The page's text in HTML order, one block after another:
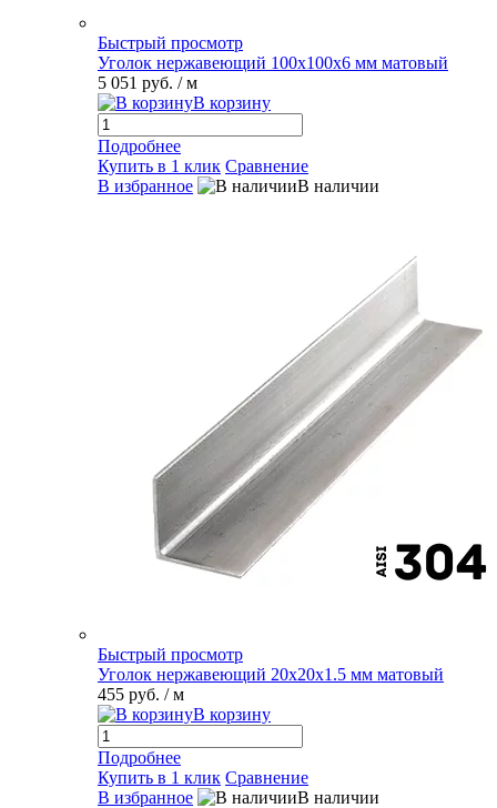
Быстрый просмотр
Уголок нержавеющий 100х100х6 мм матовый
5 051 руб. / м
В корзину
Подробнее
Купить в 1 клик Сравнение
В избранное
В наличии
Быстрый просмотр
Уголок нержавеющий 20х20х1.5 мм матовый
455 руб. / м
В корзину
Подробнее
Купить в 1 клик Сравнение
В избранное
В наличии